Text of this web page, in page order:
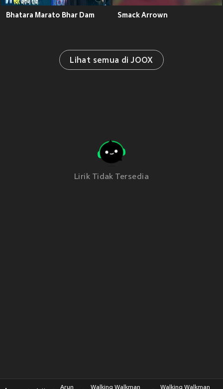
Bhatara Marato Bhar Dam Smack Arrown
Lihat semua di JOOX
Lirik Tidak Tersedia
Arun Walking Walkman Walking Walkman